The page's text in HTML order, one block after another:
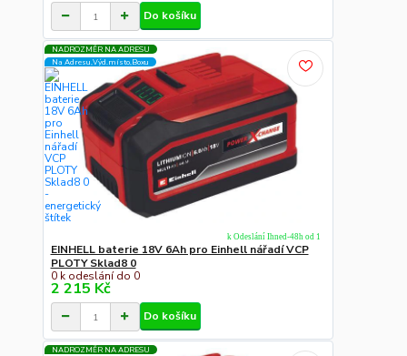
Do košíku
NADROZMĚR NA ADRESU
Na Adresu,Výd.místo,Boxu
EINHELL baterie 18V 6Ah pro Einhell nářadí VCP
PLOTY Sklad8 0
0 k odeslání do 0
2 215 Kč
k Odeslání Ihned-48h od 1
Do košíku
NADROZMĚR NA ADRESU